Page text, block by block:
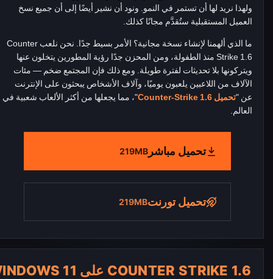
ولهذا نريد لها أن تستمر في النمو. ونود أن نشير أيضًا إلى أن جميع نسخ
العميل المستقبلية ستُقدَّم مجانًا كذلك.
ما الذي ألهمنا لإنشاء نسخة مجانية؟ الأمر بسيط جدًا. نحن نلعب Counter
Strike 1.6 منذ الطفولة، ومن المحزن جدًا رؤية المطورين يتخلون عنها
ويتركونها بلا تحديثات لفترة طويلة. ومع ذلك فإن المجتمع ضخم — مئات
الآلاف من اللاعبين يلعبون يوميًا، وآلاف الأشخاص يبحثون على الإنترنت
عن "تحميل Counter-Strike 1.6
"، مما يجعلها من أكثر الألعاب شعبية في
العالم.
تحميل مباشر 219MB
تحميل تورنت219MB
COUNTER STRIKE 1.6 على WINDOWS 11